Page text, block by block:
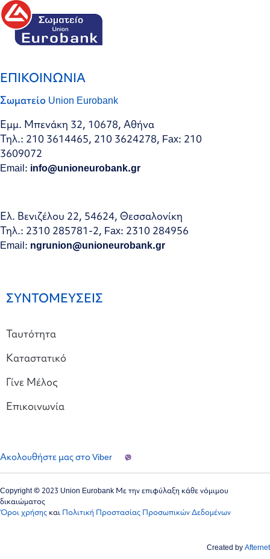
ΕΠΙΚΟΙΝΩΝΙΑ
Σωματείο Union Eurobank
Εμμ. Μπενάκη 32, 10678, Αθήνα
Τηλ.: 210 3614465, 210 3624278, Fax: 210
3609072
Email: info@unioneurobank.gr
Ελ. Βενιζέλου 22, 54624, Θεσσαλονίκη
Τηλ.: 2310 285781-2, Fax: 2310 284956
Email: ngrunion@unioneurobank.gr
ΣΥΝΤΟΜΕΥΣΕΙΣ
Ταυτότητα
Καταστατικό
Γίνε Μέλος
Επικοινωνία
Ακολουθήστε μας στο Viber
Copyright © 2023 Union Eurobank Με την επιφύλαξη κάθε νόμιμου
δικαιώματος
Όροι χρήσης και Πολιτική Προστασίας Προσωπικών Δεδομένων
Created byAfternet